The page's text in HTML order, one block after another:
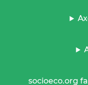
socioeco.org